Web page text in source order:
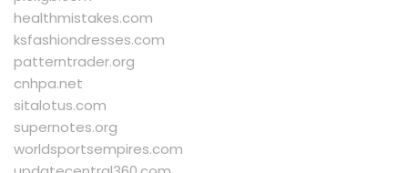
healthmistakes.com
ksfashiondresses.com
patterntrader.org
cnhpa.net
sitalotus.com
supernotes.org
worldsportsempires.com